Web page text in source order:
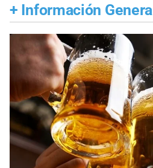
+ Información General